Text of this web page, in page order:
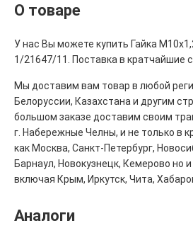
О товаре
У нас Вы можете купить Гайка
1/21647/11. Поставка в кратчайшие
Мы доставим вам товар в любой
Белоруссии, Казахстана и другим
большом заказе доставим своим
г. Набережные Челны, и не только в
как Москва, Санкт-Петербург,
Барнаул, Новокузнецк, Кемерово но
включая Крым, Иркутск, Чита,
Аналоги